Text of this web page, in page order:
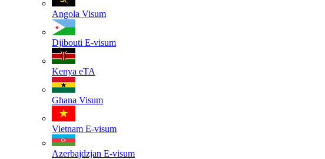
Angola Visum
Djibouti E-visum
Kenya eTA
Ghana Visum
Vietnam E-visum
Azerbajdzjan E-visum